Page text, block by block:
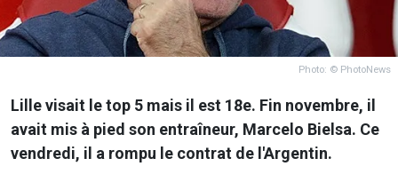
Photo: © PhotoNews
Lille visait le top 5 mais il est 18e. Fin novembre, il
avait mis à pied son entraîneur, Marcelo Bielsa. Ce
vendredi, il a rompu le contrat de l'Argentin.